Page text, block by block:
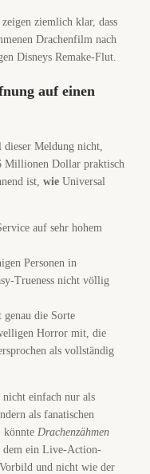
ziemlich klar, dass
Drachenfilm nach
Disneys Remake-Flut.
auf einen
dieser Meldung nicht,
Millionen Dollar praktisch
ist, wie Universal
auf sehr hohem
Personen in
Trueness nicht völlig
die Sorte
Horror mit, die
als vollständig
nicht einfach nur als
als fanatischen
könnte Drachenzähmen
dem ein Live-Action-
und nicht wie der